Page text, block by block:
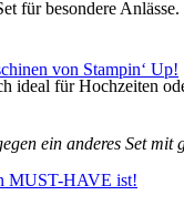
von Stampin‘ Up!
MUST-HAVE ist!
für besondere Anlässe.
ideal für Hochzeiten
ein anderes Set